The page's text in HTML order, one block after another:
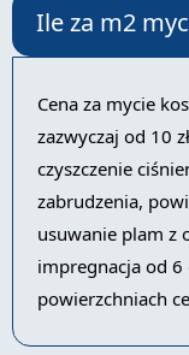
Ile za m2
Cena za mycie
zazwyczaj od 10
czyszczenie
zabrudzenia,
usuwanie plam z
impregnacja od 6
powierzchniach